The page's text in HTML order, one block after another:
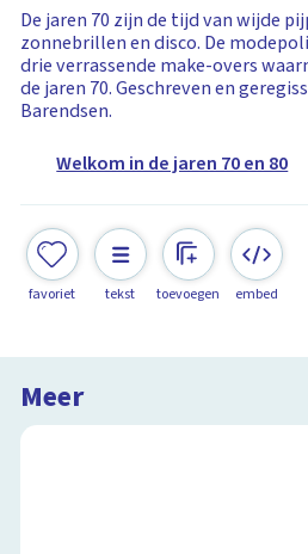
De jaren 70 zijn de tijd van wijde
zonnebrillen en disco. De
drie verrassende make-overs
de jaren 70. Geschreven en
Barendsen.
Welkom in de jaren 70 en 80
favoriet tekst toevoegen embed
Meer